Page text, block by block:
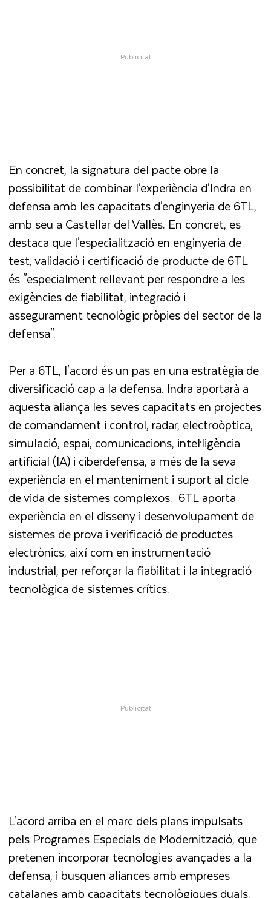
En concret, la signatura del pacte obre la
possibilitat de combinar l'experiència d'Indra en
defensa amb les capacitats d'enginyeria de 6TL,
amb seu a Castellar del Vallès. En concret, es
destaca que l'especialització en enginyeria de
test, validació i certificació de producte de 6TL
és "especialment rellevant per respondre a les
exigències de fiabilitat, integració i
assegurament tecnològic pròpies del sector de la
defensa".
Per a 6TL, l'acord és un pas en una estratègia de
diversificació cap a la defensa. Indra aportarà a
aquesta aliança les seves capacitats en projectes
de comandament i control, radar, electroòptica,
simulació, espai, comunicacions, intel·ligència
artificial (IA) i ciberdefensa, a més de la seva
experiència en el manteniment i suport al cicle
de vida de sistemes complexos. 6TL aporta
experiència en el disseny i desenvolupament de
sistemes de prova i verificació de productes
electrònics, així com en instrumentació
industrial, per reforçar la fiabilitat i la integració
tecnològica de sistemes crítics.
L'acord arriba en el marc dels plans impulsats
pels Programes Especials de Modernització, que
pretenen incorporar tecnologies avançades a la
defensa, i busquen aliances amb empreses
catalanes amb capacitats tecnològiques duals.